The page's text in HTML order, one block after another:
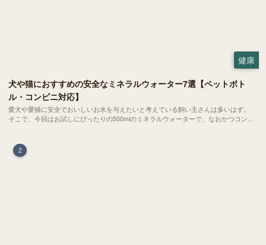
健康
犬や猫におすすめの安全なミネラルウォーター7選【ペットボト
ル・コンビニ対応】
愛犬や愛猫に安全でおいしいお水を与えたいと考えている飼い主さんは多いはず。
そこで、今回はお試しにぴったりの500mlのミネラルウォーターで、なおかつコンビ
2